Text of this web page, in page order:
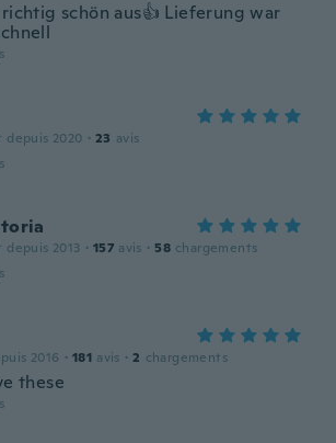
schön aus👍 Lieferung war
depuis 2020 · 23 avis
depuis 2013 · 157 avis · 58 chargements
2016 · 181 avis · 2 chargements
these